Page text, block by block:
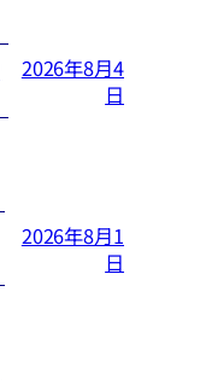
2026年8月4
日
2026年8月1
日